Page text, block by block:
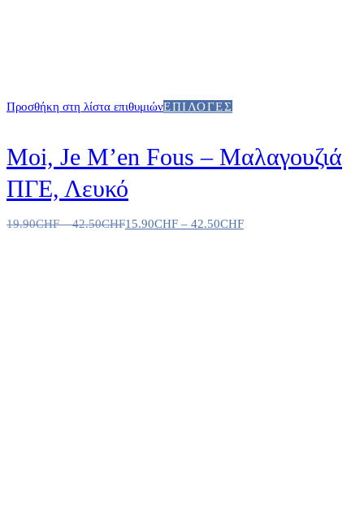
Προσθήκη στη λίστα επιθυμιώνΕΠΙΛΟΓΈΣ
Moi, Je M’en Fous – Μαλαγουζιά
ΠΓΕ, Λευκό
19.90CHF – 42.50CHF15.90CHF – 42.50CHF